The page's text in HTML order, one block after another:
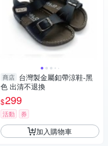
商店 台灣製金屬釦帶涼鞋-黑
色 出清不退換
$299
活動 券
加入購物車